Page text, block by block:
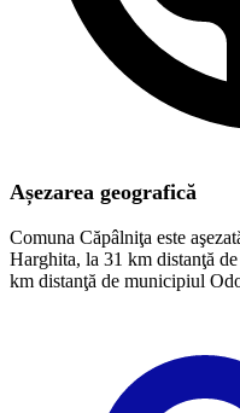
Așezarea geografică
Comuna Căpâlniţa este
Harghita, la 31 km distanţă
km distanţă de municipiul